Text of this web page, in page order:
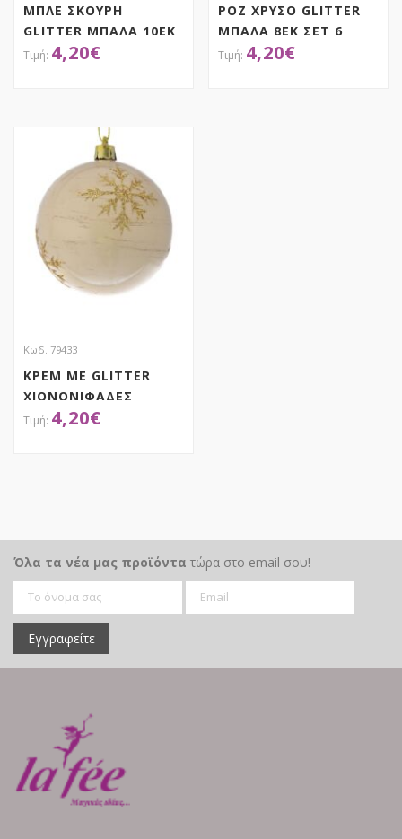
ΜΠΛΕ ΣΚΟΥΡΗ
GLITTER ΜΠΑΛΑ 10ΕΚ
ΣΕΤ 44,20€
ΡΟΖ ΧΡΥΣΟ GLITTER
ΜΠΑΛΑ 8ΕΚ ΣΕΤ 6
4,20€
Κωδ. 79433
ΚΡΕΜ ΜΕ GLITTER
ΧΙΟΝΟΝΙΦΑΔΕΣ
ΜΠΑΛΑ ΣΕΤ 6 8ΕΚ
4,20€
Όλα τα νέα μας προϊόντα τώρα στο email σου!
Εγγραφείτε